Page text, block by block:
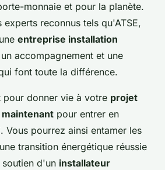
monnaie et pour la planète.
reconnus tels qu'ATSE,
entreprise installation
accompagnement et une
font toute la différence.
pour donner vie à votre projet
pour entrer en
Vous pourrez ainsi entamer les
transition énergétique réussie
d'un installateur